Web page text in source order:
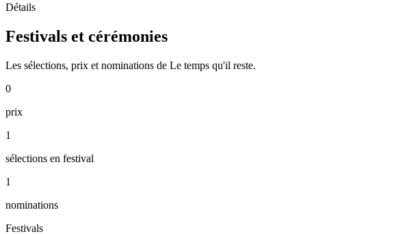
Détails
Festivals et cérémonies
Les sélections, prix et nominations de Le temps qu'il reste.
0
prix
1
sélections en festival
1
nominations
Festivals